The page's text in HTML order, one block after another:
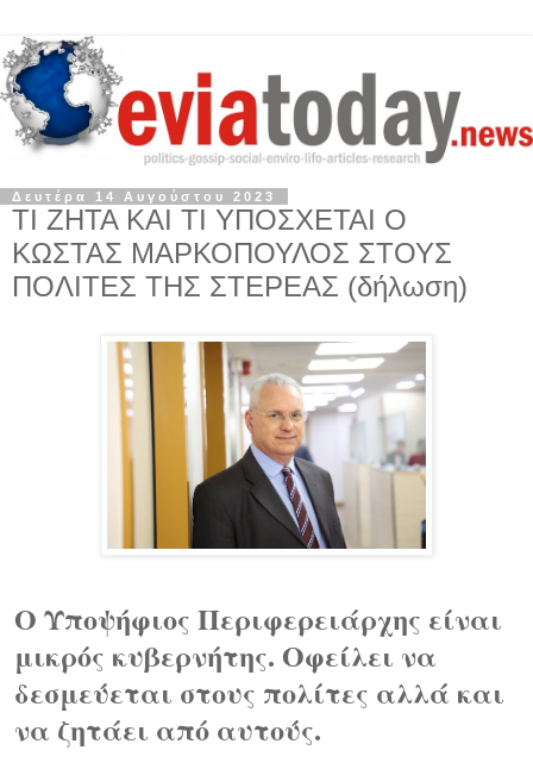
Δευτέρα 14 Αυγούστου 2023
ΤΙ ΖΗΤΑ ΚΑΙ ΤΙ ΥΠΟΣΧΕΤΑΙ Ο
ΚΩΣΤΑΣ ΜΑΡΚΟΠΟΥΛΟΣ ΣΤΟΥΣ
ΠΟΛΙΤΕΣ ΤΗΣ ΣΤΕΡΕΑΣ (δήλωση)
Ο Υποψήφιος Περιφερειάρχης είναι
μικρός κυβερνήτης. Οφείλει να
δεσμεύεται στους πολίτες αλλά και
να ζητάει από αυτούς.